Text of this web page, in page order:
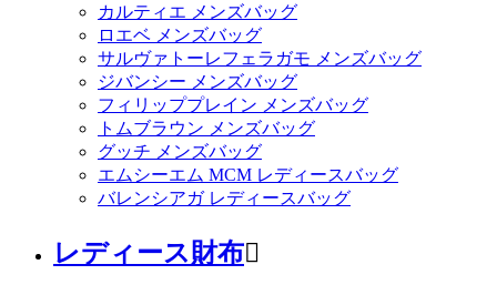
カルティエ メンズバッグ
ロエベ メンズバッグ
サルヴァトーレフェラガモ メンズバッグ
ジバンシー メンズバッグ
フィリッププレイン メンズバッグ
トムブラウン メンズバッグ
グッチ メンズバッグ
エムシーエム MCM レディースバッグ
バレンシアガ レディースバッグ
レディース財布